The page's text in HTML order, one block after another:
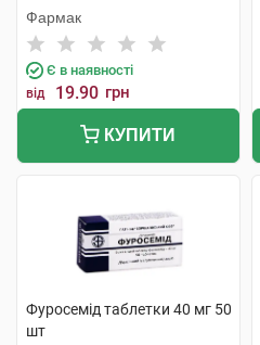
Фармак
Є в наявності
від 19.90 грн
КУПИТИ
Фуросемід таблетки 40 мг 50
шт